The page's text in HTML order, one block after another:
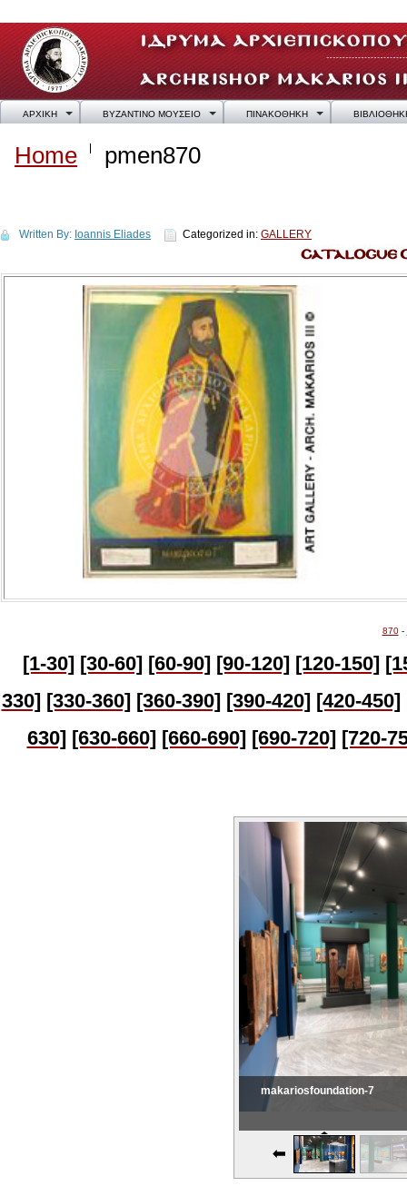
ΑΡΧΙΚΗ ΒΥΖΑΝΤΙΝΟ ΜΟΥΣΕΙΟ ΠΙΝΑΚΟΘΗΚΗ
Home pmen870
Written By: Ioannis Eliades Categorized in: GALLERY
870-
[1-30] [30-60] [60-90] [90-120] [120-150]
330] [330-360] [360-390] [390-420] [420-450]
630] [630-660] [660-690] [690-720] [720-
makariosfoundation-7